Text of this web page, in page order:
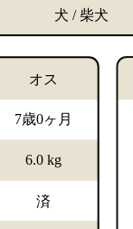
犬 / 柴犬
オス
7歳0ヶ月
6.0 kg
済